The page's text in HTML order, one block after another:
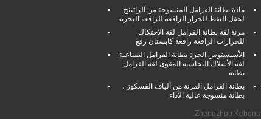
مادة بطانة الفرامل المنسوجة من الراتينج
لحقل النفط للجرار الرافعة للرافعة البحرية
مرنة لفة بطانة الفرامل لفة الاحتكاك
للجرارات الرافعة رافعة كابستان رفع
الأسبستوس الحرة بطانة الفرامل الصناعية
لفة الأسلاك النحاسية المقوى لفة الفرامل
بطانة
بطانة الفرامل المرنة من ألياف الفسكوز ،
بطانة منسوجة عالية الأداء